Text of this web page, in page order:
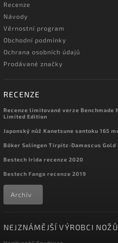
Recenze
Návody
Věrnostní program
Obchodní podmínky
Ochrana osobních údajů
Prodávané značky
RECENZE
Recenze limitované verze Benchmade
Limited Edition
Japonský nůž Kanetsune santoku 165
Böker Solingen Tirpitz-Damascus Gold
Bestech Irida recenze 2020
Bestech Fanga recenze 2019
Archiv
NEJZNÁMĚJŠÍ VÝROBCI NOŽŮ